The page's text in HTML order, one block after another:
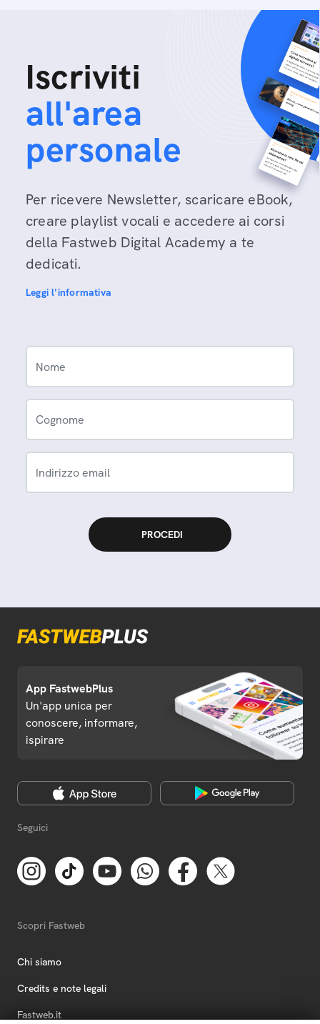
Iscriviti
all'area
personale
Per ricevere Newsletter, scaricare eBook,
creare playlist vocali e accedere ai corsi
della Fastweb Digital Academy a te
dedicati.
Leggi l'informativa
Nome
Cognome
Indirizzo email
App FastwebPlus
Un'app unica per
conoscere, informare,
ispirare
Seguici
Scopri Fastweb
Chi siamo
Credits e note legali
Fastweb.it